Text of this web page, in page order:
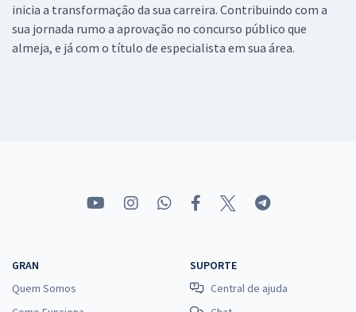
inicia a transformação da sua carreira. Contribuindo com a
sua jornada rumo a aprovação no concurso público que
almeja, e já com o título de especialista em sua área.
GRAN
Quem Somos
SUPORTE
Central de ajuda